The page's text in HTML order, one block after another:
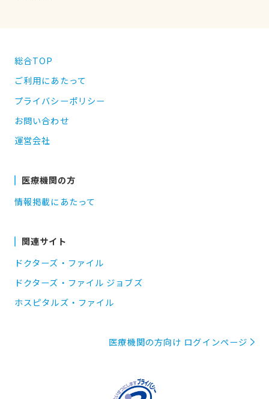
総合TOP
ご利用にあたって
プライバシーポリシー
お問い合わせ
運営会社
医療機関の方
情報掲載にあたって
関連サイト
ドクターズ・ファイル
ドクターズ・ファイル ジョブズ
ホスピタルズ・ファイル
医療機関の方向け ログインページ